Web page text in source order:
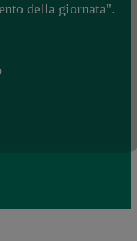
della giornata".